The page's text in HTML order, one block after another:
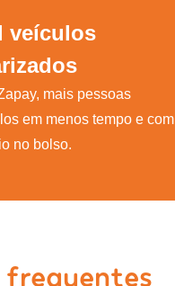
veículos
mais pessoas
em menos tempo e com
no bolso.
frequentes